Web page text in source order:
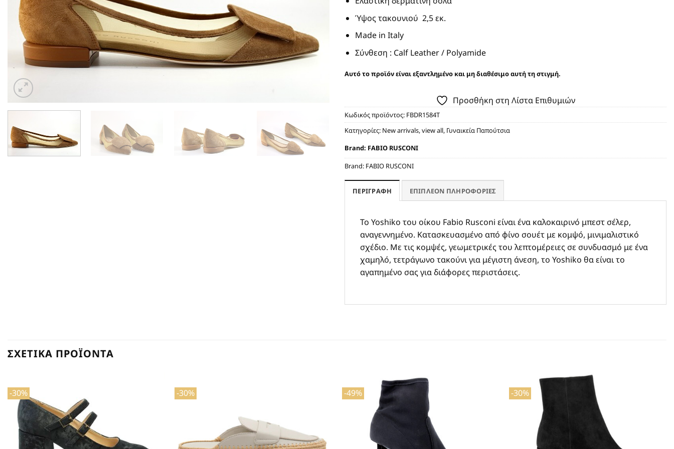
Ύψος τακουνιού 2,5 εκ.
Made in Italy
Σύνθεση : Calf Leather / Polyamide
Αυτό το προϊόν είναι εξαντλημένο και μη διαθέσιμο αυτή τη στιγμή.
Προσθήκη στη Λίστα Επιθυμιών
Κωδικός προϊόντος: FBDR1584T
Κατηγορίες: New arrivals,view all, Γυναικεία Παπούτσια
Brand: FABIO RUSCONI
Brand: FABIO RUSCONI
ΠΕΡΙΓΡΑΦΉ ΕΠΙΠΛΈΟΝ ΠΛΗΡΟΦΟΡΊΕΣ
Το Yoshiko του οίκου Fabio Rusconi είναι ένα καλοκαιρινό μπεστ σέλερ,
αναγεννημένο. Κατασκευασμένο από φίνο σουέτ με κομψό, μινιμαλιστικό
σχέδιο. Με τις κομψές, γεωμετρικές του λεπτομέρειες σε συνδυασμό με ένα
χαμηλό, τετράγωνο τακούνι για μέγιστη άνεση, το Yoshiko θα είναι το
αγαπημένο σας για διάφορες περιστάσεις.
ΣΧΕΤΙΚΆ ΠΡΟΪΌΝΤΑ
-30% -30% -49% -30%